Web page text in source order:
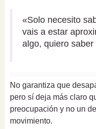
«Solo necesito
vais a estar
algo, quiero
No garantiza que
pero sí deja más claro
preocupación y no un
movimiento.